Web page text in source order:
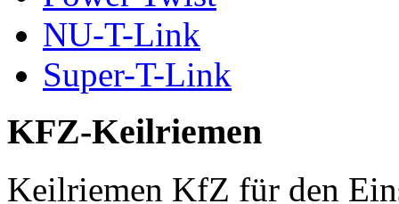
NU-T-Link
Super-T-Link
KFZ-Keilriemen
Keilriemen KfZ für den